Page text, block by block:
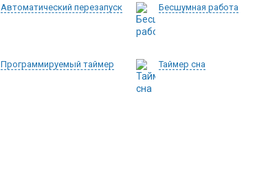
Автоматический перезапуск Бесшумная работа
Программируемый таймер Таймер сна